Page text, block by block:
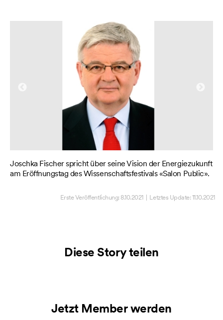
Joschka Fischer spricht über seine Vision der Energiezukunft
am Eröffnungstag des Wissenschaftsfestivals «Salon Public».
Erste Veröffentlichung:8.10.2021| Letztes Update:11.10.2021
Diese Story teilen
Jetzt Member werden